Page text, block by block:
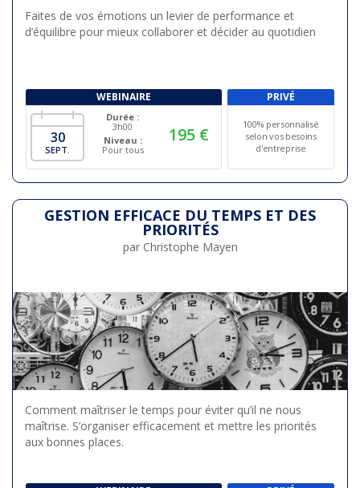
Faites de vos émotions un levier de performance et
d’équilibre pour mieux collaborer et décider au quotidien
WEBINAIRE
30
SEPT.
Durée :
3h00
Niveau :
Pour tous
195 €
PRIVÉ
100% personnalisé
selon vos besoins
d'entreprise
GESTION EFFICACE DU TEMPS ET DES
PRIORITÉS
par Christophe Mayen
Comment maîtriser le temps pour éviter qu’il ne nous
maîtrise. S’organiser efficacement et mettre les priorités
aux bonnes places.